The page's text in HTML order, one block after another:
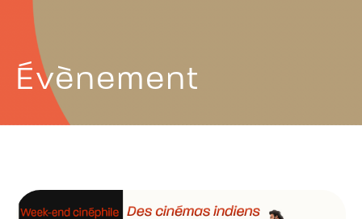
Évènement